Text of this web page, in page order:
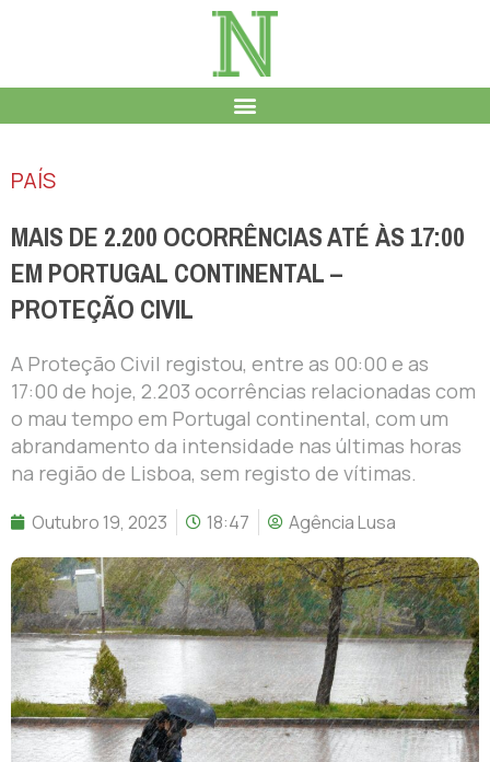
PAÍS
MAIS DE 2.200 OCORRÊNCIAS ATÉ ÀS 17:00
EM PORTUGAL CONTINENTAL –
PROTEÇÃO CIVIL
A Proteção Civil registou, entre as 00:00 e as
17:00 de hoje, 2.203 ocorrências relacionadas com
o mau tempo em Portugal continental, com um
abrandamento da intensidade nas últimas horas
na região de Lisboa, sem registo de vítimas.
Outubro 19, 2023 18:47 Agência Lusa